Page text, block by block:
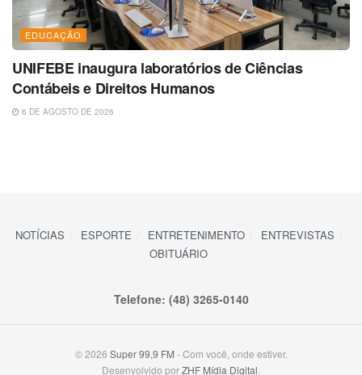
EDUCAÇÃO
UNIFEBE inaugura laboratórios de Ciências
Contábeis e Direitos Humanos
6 DE AGOSTO DE 2026
NOTÍCIAS ESPORTE ENTRETENIMENTO
ENTREVISTAS
OBITUÁRIO
Telefone: (48) 3265-0140
© 2026 Super 99,9 FM - Com você, onde estiver.
Desenvolvido porZHF Mídia Digital